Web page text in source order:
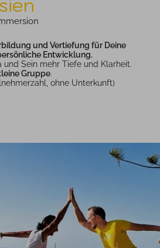
und Vertiefung für Deine
Entwicklung.
und Sein mehr Tiefe und Klarheit.
Gruppe.
ohne Unterkunft)